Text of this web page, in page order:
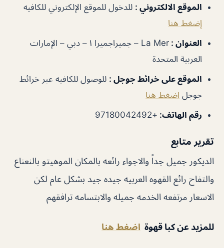
الموقع الالكتروني : للدخول للموقع الإلكتروني للكافيه
إضغط هنا
العنوان :
La Mer – جميراجميرا ١ – دبي – الإمارات
العربية المتحدة
الموقع على خرائط جوجل : للوصول للكافيه عبر خرائط
جوجل اضغط هنا
رقم الهاتف:
+97180042492
تقرير متابع
الديكور جميل جداً والاجواء رائعه بالمكان الموهيتو بالنعناع
والتفاح رائع القهوه العربيه جيده جيد بشكل عام لكن
الاسعار مرتفعه الخدمه جميله والابتسامه ترافقهم
للمزيد عن كبا قهوة اضغط هنا